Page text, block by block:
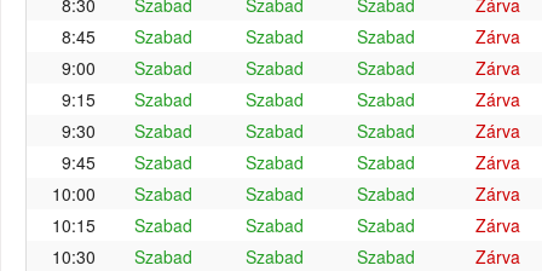
8:30
Szabad Szabad Szabad
Zárva
8:45
Szabad Szabad Szabad
Zárva
9:00
Szabad Szabad Szabad
Zárva
9:15
Szabad Szabad Szabad
Zárva
9:30
Szabad Szabad Szabad
Zárva
9:45
Szabad Szabad Szabad
Zárva
10:00
Szabad Szabad Szabad
Zárva
10:15
Szabad Szabad Szabad
Zárva
10:30
Szabad Szabad Szabad
Zárva